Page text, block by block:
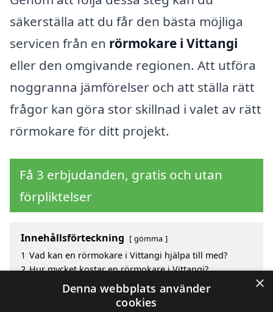
säkerställa att du får den bästa möjliga
servicen från en rörmokare i Vittangi
eller den omgivande regionen. Att utföra
noggranna jämförelser och att ställa rätt
frågor kan göra stor skillnad i valet av rätt
rörmokare för ditt projekt.
Få 3 erbjudanden, gratis och utan
förpliktelser
Innehållsförteckning gömma
1 Vad kan en rörmokare i Vittangi hjälpa till med?
2 Hur mycket kostar en rörmokare i Vittangi?
Fördelar med att välja rörmokare i Vittangi
Sök efter en skicklig rörmokare i de omgivande
×
Denna webbplats använder
cookies